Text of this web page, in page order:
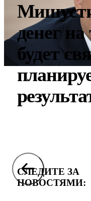
денег на
будет
СЛЕДИТЕ ЗА
НОВОСТЯМИ: